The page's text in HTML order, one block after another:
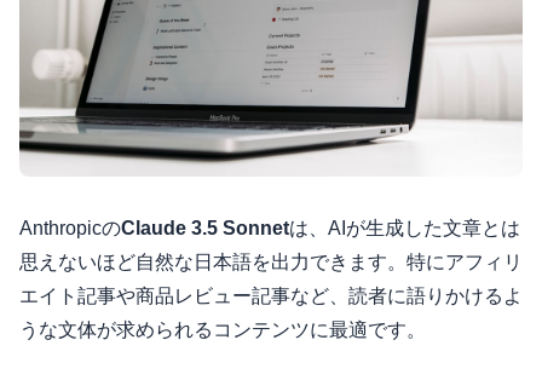
AnthropicのClaude 3.5 Sonnetは、AIが生成した文章とは
思えないほど自然な日本語を出力できます。特にアフィリ
エイト記事や商品レビュー記事など、読者に語りかけるよ
うな文体が求められるコンテンツに最適です。